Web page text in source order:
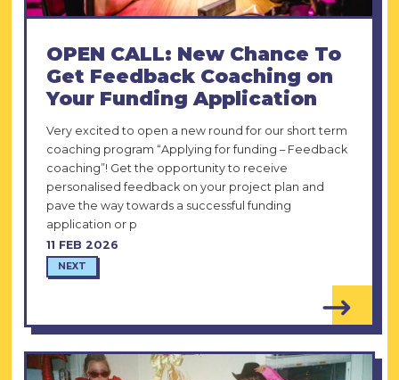
11 FEB 2026
NEXT
OPEN CALL: New Chance To
Get Feedback Coaching on
Your Funding Application
Very excited to open a new round for our short term
coaching program “Applying for funding – Feedback
coaching”! Get the opportunity to receive
personalised feedback on your project plan and
pave the way towards a successful funding
application or p